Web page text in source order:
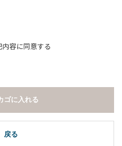
内容に同意する
戻る
ゴに入れる